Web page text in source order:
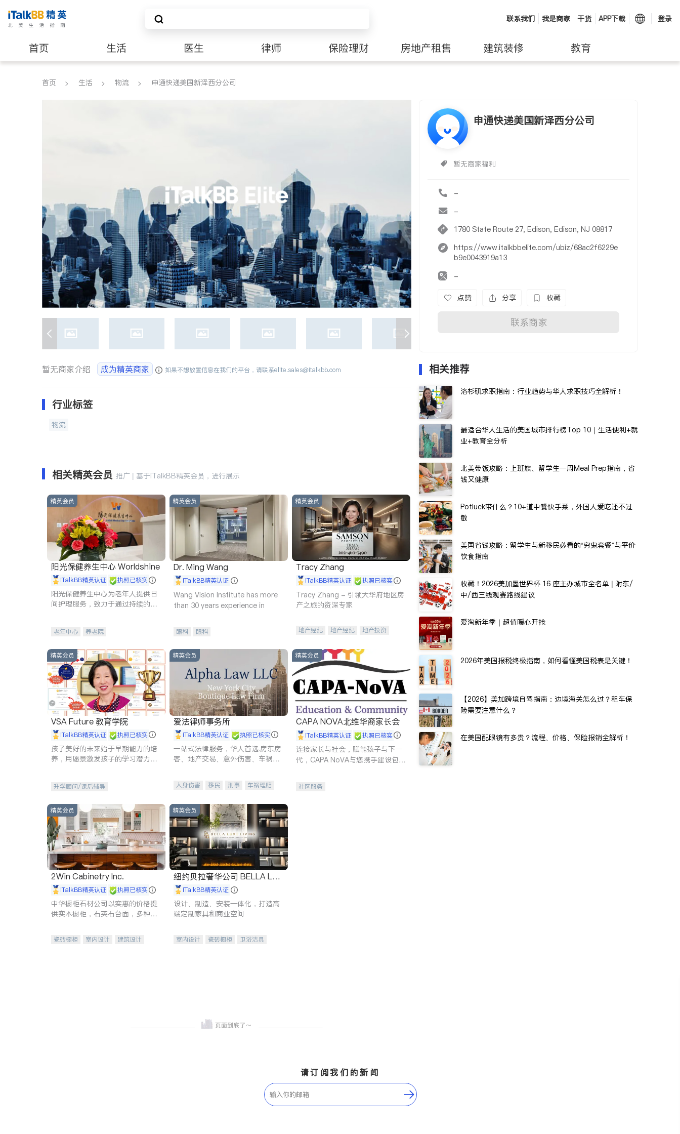
联系我们 我是商家 干货 APP下载 登录
首页 生活 医生 律师 保险理财 房地产租售 建筑装修 教育
养老 非盈利组织
首页 生活 物流 申通快递美国新泽西分公司
申通快递美国新泽西分公司
暂无商家福利
-
-
1780 State Route 27, Edison, Edison, NJ 08817
https://www.italkbbelite.com/ubiz/68ac2f6229e
b9e0043919a13
-
点赞 分享 收藏
联系商家
暂无商家介绍 成为精英商家 如果不想放置信息在我们的平台，请联系elite.sales@italkbb.com
行业标签
物流
相关精英会员 推广 | 基于iTalkBB精英会员，进行展示
精英会员
阳光保健养生中心 Worldshine
iTalkBB精英认证 执照已核实
阳光保健养生中心为老年人提供日
间护理服务，致力于通过持续的护
老年中心 养老院
精英会员
Dr. Ming Wang
iTalkBB精英认证
Wang Vision Institute has more
than 30 years experience in
眼科 眼科
精英会员
Tracy Zhang
iTalkBB精英认证 执照已核实
Tracy Zhang - 引领大华府地区房
产之旅的资深专家
地产经纪 地产经纪
地产投资
精英会员
VSA Future 教育学院
iTalkBB精英认证 执照已核实
孩子美好的未来始于早期能力的培
养，用愿景激发孩子的学习潜力和
升学顾问/课后辅导
精英会员
爱法律师事务所
iTalkBB精英认证 执照已核实
一站式法律服务，华人首选.房东房
客、地产交易、意外伤害、车祸重
人身伤害 移民 刑事
车祸理赔
商标注册
索赔 律师-其它 保释
精英会员
CAPA NOVA北维华裔家长会
iTalkBB精英认证 执照已核实
连接家长与社会，赋能孩子与下一
代，CAPA NoVA与您携手建设包
社区服务
精英会员
2Win Cabinetry Inc.
iTalkBB精英认证 执照已核实
中华橱柜石材公司以实惠的价格提
供实木橱柜，石英石台面，多种优
机。品质厨房，家的选择。
瓷砖橱柜 室内设计
建筑设计
精英会员
纽约贝拉奢华公司 BELLA LUX
E iTalkBB精英认证
设计、制造、安装一体化，打造高
端定制家具和商业空间
室内设计 瓷砖橱柜
卫浴洁具
相关推荐
洛杉矶求职指南：行业趋势与华人求职技巧全解析！
最适合华人生活的美国城市排行榜Top 10｜生活便利+就
业+教育全分析
北美带饭攻略：上班族、留学生一周Meal Prep指南，省
钱又健康
Potluck带什么？10+道中餐快手菜，外国人爱吃还不过
敏
美国省钱攻略：留学生与新移民必看的“穷鬼套餐”与平价
饮食指南
收藏！2026美加墨世界杯 16 座主办城市全名单 | 附东/
中/西三线观赛路线建议
爱淘新年季｜超值暖心开抢
2026年美国报税终极指南，如何看懂美国税表是关键！
【2026】美加跨境自驾指南：边境海关怎么过？租车保
险需要注意什么？
在美国配眼镜有多贵？流程、价格、保险报销全解析！
请订阅我们的新闻